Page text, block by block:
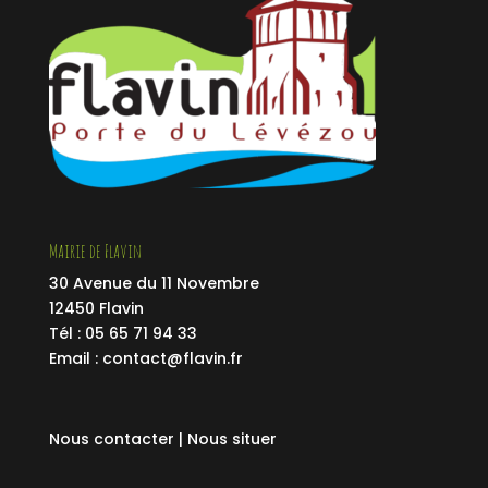
Mairie de Flavin
30 Avenue du 11 Novembre
12450 Flavin
Tél : 05 65 71 94 33
Email : contact@flavin.fr
Nous contacter | Nous situer